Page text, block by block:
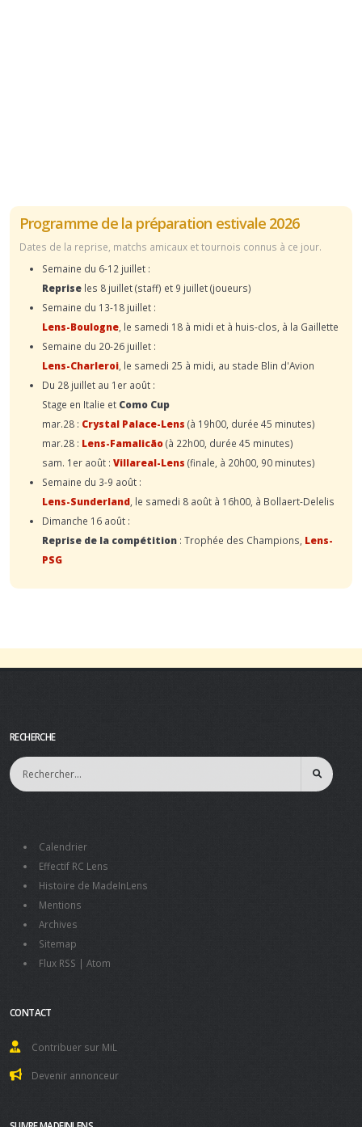
Programme de la préparation estivale 2026
Dates de la reprise, matchs amicaux et tournois connus à ce jour.
Semaine du 6-12 juillet :
Reprise les 8 juillet (staff) et 9 juillet (joueurs)
Semaine du 13-18 juillet :
Lens-Boulogne , le samedi 18 à midi et à huis-clos, à la Gaillette
Semaine du 20-26 juillet :
Lens-Charleroi , le samedi 25 à midi, au stade Blin d'Avion
Du 28 juillet au 1er août :
Stage en Italie et Como Cup
mar.28 : Crystal Palace-Lens (à 19h00, durée 45 minutes)
mar.28 : Lens-Famalicão(à 22h00, durée 45 minutes)
sam. 1er août : Villareal-Lens (finale, à 20h00, 90 minutes)
Semaine du 3-9 août :
Lens-Sunderland , le samedi 8 août à 16h00, à Bollaert-Delelis
Dimanche 16 août :
Reprise de la compétition : Trophée des Champions, Lens-
PSG
RECHERCHE
Calendrier
Effectif RC Lens
Histoire de MadeInLens
Mentions
Archives
Sitemap
Flux RSS | Atom
CONTACT
Contribuer sur MiL
Devenir annonceur